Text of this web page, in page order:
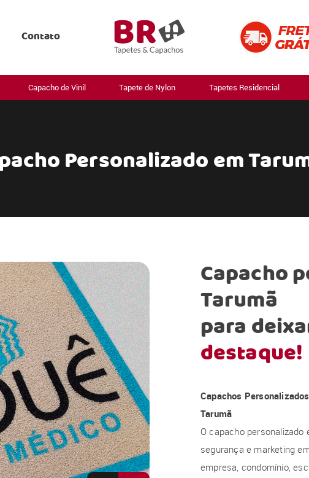
Contato
Capacho de Vinil Tapete de Nylon Tapetes Residencial
Personalizado em
Capacho
Tarumã
para
destaque!
Capachos
Tarumã
O capacho
segurança e marketing
empresa, condomínio,